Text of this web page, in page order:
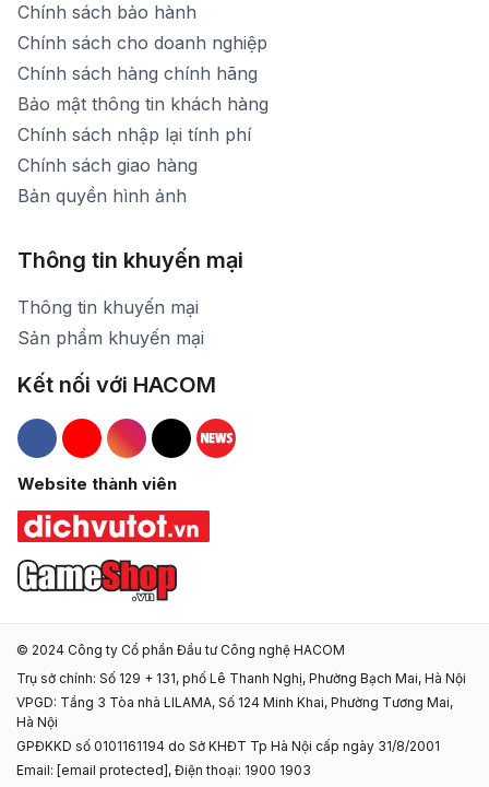
Chính sách bảo hành
Chính sách cho doanh nghiệp
Chính sách hàng chính hãng
Bảo mật thông tin khách hàng
Chính sách nhập lại tính phí
Chính sách giao hàng
Bản quyền hình ảnh
Thông tin khuyến mại
Thông tin khuyến mại
Sản phẩm khuyến mại
Kết nối với HACOM
Hacom Facebook
Hacom YouTube
Hacom Instagram
Hacom TikTok
Website thành viên
© 2024 Công ty Cổ phần Đầu tư Công nghệ HACOM
Trụ sở chính: Số 129 + 131, phố Lê Thanh Nghị, Phường Bạch Mai, Hà Nội
VPGD: Tầng 3 Tòa nhà LILAMA, Số 124 Minh Khai, Phường Tương Mai,
Hà Nội
GPĐKKD số 0101161194 do Sở KHĐT Tp Hà Nội cấp ngày 31/8/2001
Email: [email protected] , Điện thoại: 1900 1903